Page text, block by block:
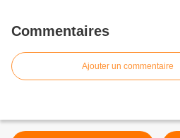
Commentaires
Ajouter un commentaire